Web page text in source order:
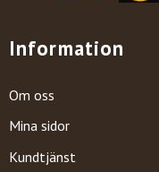
Information
Om oss
Mina sidor
Kundtjänst